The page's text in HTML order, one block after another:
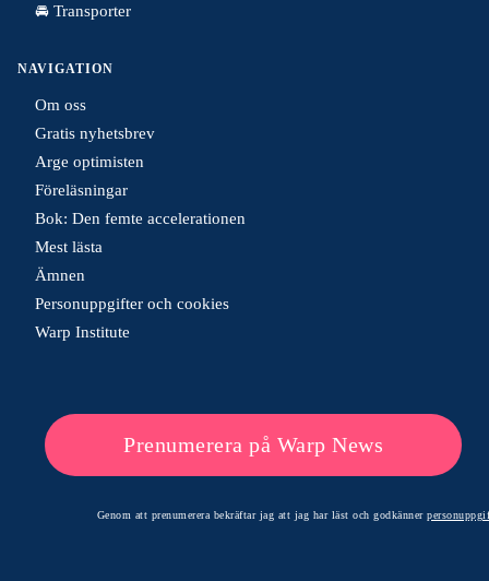
🚘 Transporter
NAVIGATION
Om oss
Gratis nyhetsbrev
Arge optimisten
Föreläsningar
Bok: Den femte accelerationen
Mest lästa
Ämnen
Personuppgifter och cookies
Warp Institute
Prenumerera på Warp News
Genom att prenumerera bekräftar jag att jag har läst och godkänner